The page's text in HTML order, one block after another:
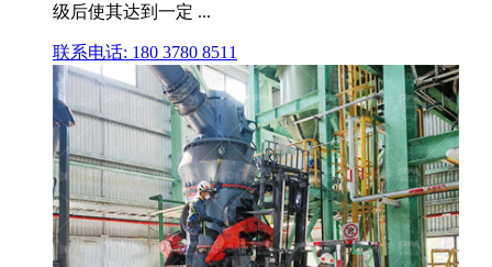
级后使其达到一定 ...
联系电话: 180 3780 8511